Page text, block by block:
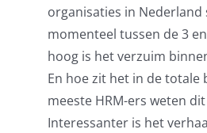
organisaties in Nederland
momenteel tussen de 3
hoog is het verzuim
En hoe zit het in de totale
meeste HRM-ers weten
Interessanter is het